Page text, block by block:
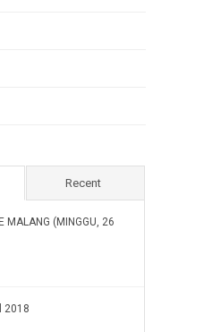
Recent
MALANG (MINGGU, 26
2018